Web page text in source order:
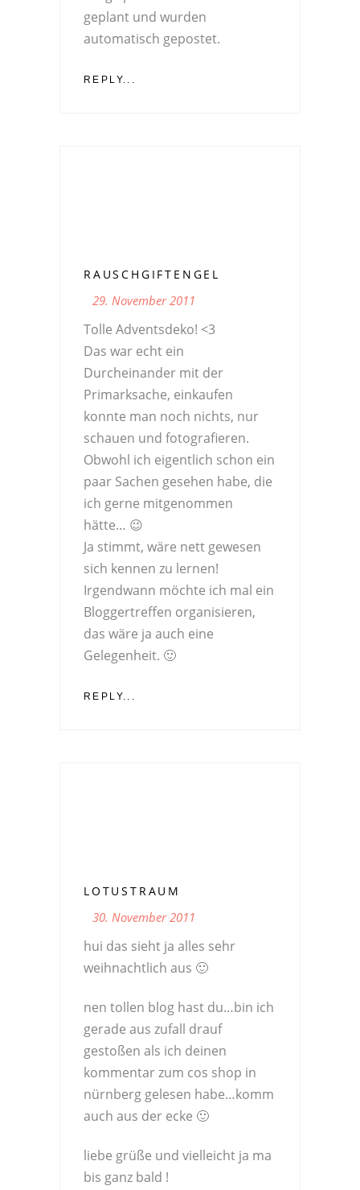
geplant und wurden
automatisch gepostet.
REPLY...
RAUSCHGIFTENGEL
29. November 2011
Tolle Adventsdeko! <3
Das war echt ein
Durcheinander mit der
Primarksache, einkaufen
konnte man noch nichts, nur
schauen und fotografieren.
Obwohl ich eigentlich schon ein
paar Sachen gesehen habe, die
ich gerne mitgenommen
hätte… 😉
Ja stimmt, wäre nett gewesen
sich kennen zu lernen!
Irgendwann möchte ich mal ein
Bloggertreffen organisieren,
das wäre ja auch eine
Gelegenheit. 🙂
REPLY...
LOTUSTRAUM
30. November 2011
hui das sieht ja alles sehr
weihnachtlich aus 🙂
nen tollen blog hast du…bin ich
gerade aus zufall drauf
gestoßen als ich deinen
kommentar zum cos shop in
nürnberg gelesen habe…komm
auch aus der ecke 🙂
liebe grüße und vielleicht ja ma
bis ganz bald !